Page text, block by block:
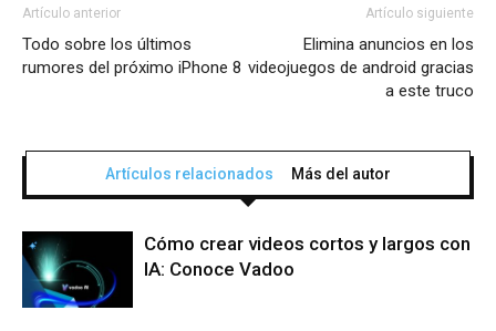
Artículo anterior
Todo sobre los últimos
rumores del próximo iPhone 8
Artículo siguiente
Elimina anuncios en los
videojuegos de android gracias
a este truco
Artículos relacionados Más del autor
Cómo crear videos cortos y largos con
IA: Conoce Vadoo